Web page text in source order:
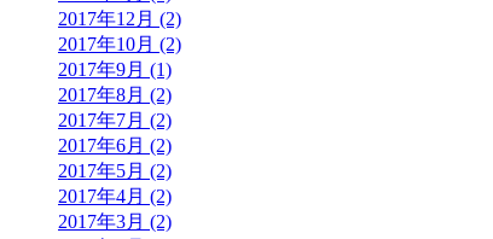
2017年12月 (2)
2017年10月 (2)
2017年9月 (1)
2017年8月 (2)
2017年7月 (2)
2017年6月 (2)
2017年5月 (2)
2017年4月 (2)
2017年3月 (2)